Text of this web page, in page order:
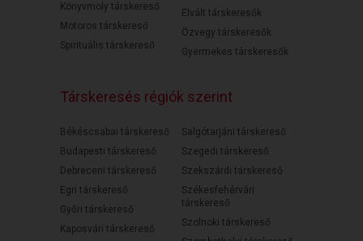
Könyvmoly társkereső
Motoros társkereső
Spirituális társkereső
Elvált társkeresők
Özvegy társkeresők
Gyermekes társkeresők
Társkeresés régiók szerint
Békéscsabai társkereső
Budapesti társkereső
Debreceni társkereső
Egri társkereső
Győri társkereső
Kaposvári társkereső
Salgótarjáni társkereső
Szegedi társkereső
Szekszárdi társkereső
Székesfehérvári
társkereső
Szolnoki társkereső